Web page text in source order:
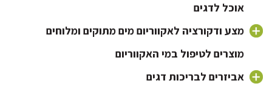
משאבה לאקווריום
פילטר לאקווריום
ראש כוח לאקווריום
תאורה לאקווריום
אוכל לדגים
מצע ודקורציה לאקווריום מים מתוקים ומלוחים
חצץ לאקווריום
צמחים לאקווריום
מוצרים לטיפול במי האקווריום
אביזרים לבריכות דגים